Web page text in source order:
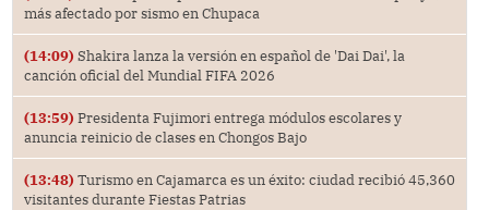
más afectado por sismo en Chupaca
(14:09) Shakira lanza la versión en español de 'Dai Dai', la
canción oficial del Mundial FIFA 2026
(13:59) Presidenta Fujimori entrega módulos escolares y
anuncia reinicio de clases en Chongos Bajo
(13:48) Turismo en Cajamarca es un éxito: ciudad recibió 45,360
visitantes durante Fiestas Patrias